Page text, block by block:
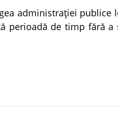
administraţiei publice
perioadă de timp fără a